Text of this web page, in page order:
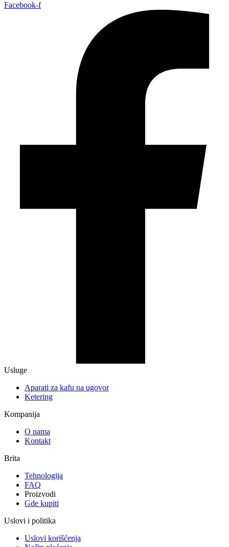
Facebook-f
Usluge
Aparati za kafu na ugovor
Ketering
Kompanija
O nama
Kontakt
Brita
Tehnologija
FAQ
Proizvodi
Gde kupiti
Uslovi i politika
Uslovi korišćenja